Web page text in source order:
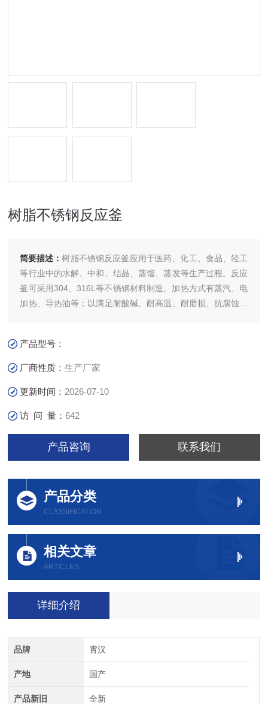
树脂不锈钢反应釜
简要描述：树脂不锈钢反应釜应用于医药、化工、食品、轻工
等行业中的水解、中和、结晶、蒸馏、蒸发等生产过程。反应
釜可采用304、316L等不锈钢材料制造。加热方式有蒸汽、电
加热、导热油等；以满足耐酸碱、耐高温、耐磨损、抗腐蚀等
产品型号：
厂商性质：生产厂家
更新时间： 2026-07-10
访 问 量：642
产品咨询 联系我们
产品分类
CLASSIFICATION
相关文章
ARTICLES
详细介绍
品牌 霄汉
产地 国产
产品新旧 全新